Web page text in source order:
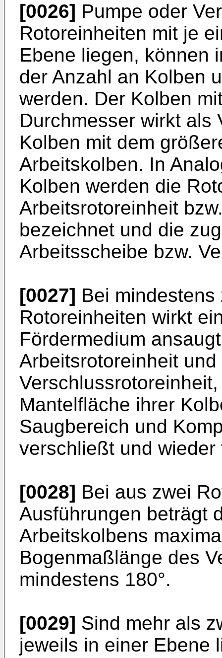
[0026] Pumpe oder
Rotoreinheiten mit je
Ebene liegen, können
der Anzahl an Kolben
werden. Der Kolben
Durchmesser wirkt als
Kolben mit dem
Arbeitskolben. In
Kolben werden die
Arbeitsrotoreinheit
bezeichnet und die
Arbeitsscheibe bzw.
[0027] Bei
Rotoreinheiten wirkt
Fördermedium
Arbeitsrotoreinheit
Mantelfläche ihrer
Saugbereich und
verschließt und wieder
[0028] Bei aus zwei
Ausführungen beträgt
Arbeitskolbens
Bogenmaßlänge des
mindestens 180°.
[0029] Sind mehr als
jeweils in einer Ebene